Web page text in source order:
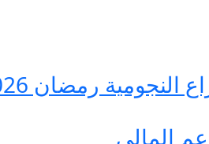
رمضان 2026
المالي